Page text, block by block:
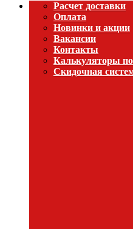
Расчет доставки
Оплата
Новинки и акции
Вакансии
Контакты
Калькуляторы
Скидочная